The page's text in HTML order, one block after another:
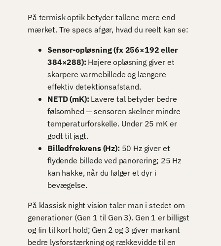
På termisk optik betyder tallene mere end
mærket. Tre specs afgør, hvad du reelt kan se:
Sensor-opløsning (fx 256×192 eller
384×288): Højere opløsning giver et
skarpere varmebillede og længere
effektiv detektionsafstand.
NETD (mK): Lavere tal betyder bedre
følsomhed — sensoren skelner mindre
temperaturforskelle. Under 25 mK er
godt til jagt.
Billedfrekvens (Hz): 50 Hz giver et
flydende billede ved panorering; 25 Hz
kan hakke, når du følger et dyr i
bevægelse.
På klassisk night vision taler man i stedet om
generationer (Gen 1 til Gen 3). Gen 1 er billigst
og fin til kort hold; Gen 2 og 3 giver markant
bedre lysforstærkning og rækkevidde til en